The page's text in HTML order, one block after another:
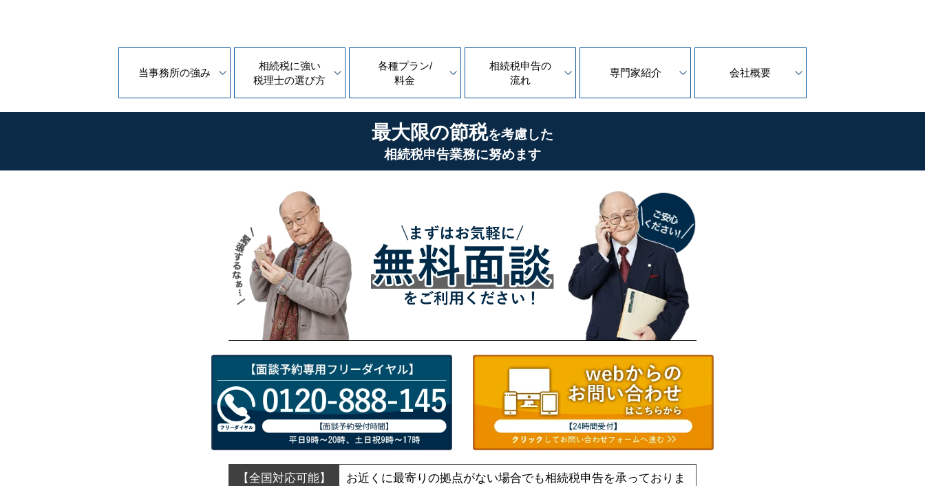
当事務所の強み
相続税に強い
税理士の選び方
各種プラン/
料金
相続税申告の
流れ
専門家紹介 会社概要
最大限の節税を考慮した
相続税申告業務に努めます
お近くに最寄りの拠点がない場合でも相続税申告を承っておりま